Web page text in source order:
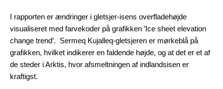
I rapporten er ændringer i gletsjer-isens overfladehøjde
visualiseret med farvekoder på grafikken ’Ice sheet elevation
change trend’. Sermeq Kujalleq-gletsjeren er mørkeblå på
grafikken, hvilket indikerer en faldende højde, og at det er et af
de steder i Arktis, hvor afsmeltningen af indlandsisen er
kraftigst.